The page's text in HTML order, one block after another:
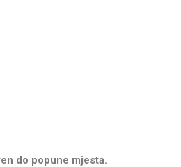
do popune mjesta.